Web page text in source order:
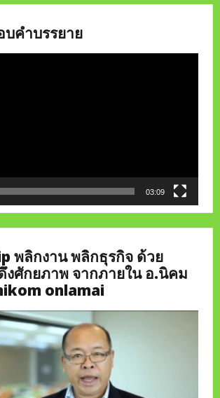
บคำบรรยาย
03:09
พลิกงาน พลิกธุรกิจ ด้วย
งศักยภาพ จากภายใน อ.นิคม
onlamai